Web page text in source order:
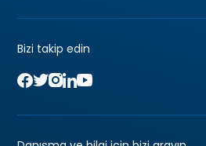
Bizi takip edin